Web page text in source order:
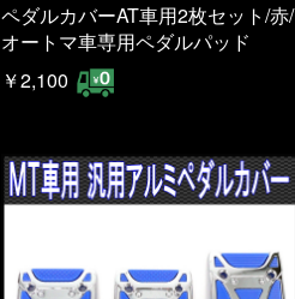
ペダルカバーAT車用2枚セット/赤/
オートマ車専用ペダルパッド
￥2,100